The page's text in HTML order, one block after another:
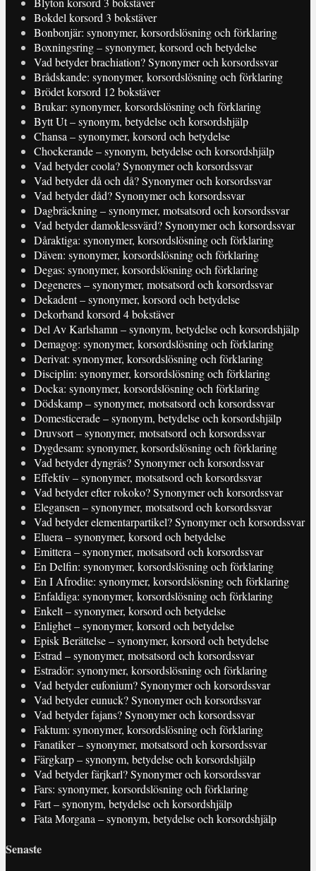
Bokdel korsord 3 bokstäver
Bonbonjär: synonymer, korsordslösning och förklaring
Boxningsring – synonymer, korsord och betydelse
Vad betyder brachiation? Synonymer och korsordssvar
Brådskande: synonymer, korsordslösning och förklaring
Brödet korsord 12 bokstäver
Brukar: synonymer, korsordslösning och förklaring
Bytt Ut – synonym, betydelse och korsordshjälp
Chansa – synonymer, korsord och betydelse
Chockerande – synonym, betydelse och korsordshjälp
Vad betyder coola? Synonymer och korsordssvar
Vad betyder då och då? Synonymer och korsordssvar
Vad betyder dåd? Synonymer och korsordssvar
Dagbräckning – synonymer, motsatsord och korsordssvar
Vad betyder damoklessvärd? Synonymer och korsordssvar
Dåraktiga: synonymer, korsordslösning och förklaring
Däven: synonymer, korsordslösning och förklaring
Degas: synonymer, korsordslösning och förklaring
Degeneres – synonymer, motsatsord och korsordssvar
Dekadent – synonymer, korsord och betydelse
Dekorband korsord 4 bokstäver
Del Av Karlshamn – synonym, betydelse och korsordshjälp
Demagog: synonymer, korsordslösning och förklaring
Derivat: synonymer, korsordslösning och förklaring
Disciplin: synonymer, korsordslösning och förklaring
Docka: synonymer, korsordslösning och förklaring
Dödskamp – synonymer, motsatsord och korsordssvar
Domesticerade – synonym, betydelse och korsordshjälp
Druvsort – synonymer, motsatsord och korsordssvar
Dygdesam: synonymer, korsordslösning och förklaring
Vad betyder dyngräs? Synonymer och korsordssvar
Effektiv – synonymer, motsatsord och korsordssvar
Vad betyder efter rokoko? Synonymer och korsordssvar
Elegansen – synonymer, motsatsord och korsordssvar
Vad betyder elementarpartikel? Synonymer och korsordssvar
Eluera – synonymer, korsord och betydelse
Emittera – synonymer, motsatsord och korsordssvar
En Delfin: synonymer, korsordslösning och förklaring
En I Afrodite: synonymer, korsordslösning och förklaring
Enfaldiga: synonymer, korsordslösning och förklaring
Enkelt – synonymer, korsord och betydelse
Enlighet – synonymer, korsord och betydelse
Episk Berättelse – synonymer, korsord och betydelse
Estrad – synonymer, motsatsord och korsordssvar
Estradör: synonymer, korsordslösning och förklaring
Vad betyder eufonium? Synonymer och korsordssvar
Vad betyder eunuck? Synonymer och korsordssvar
Vad betyder fajans? Synonymer och korsordssvar
Faktum: synonymer, korsordslösning och förklaring
Fanatiker – synonymer, motsatsord och korsordssvar
Färgkarp – synonym, betydelse och korsordshjälp
Vad betyder färjkarl? Synonymer och korsordssvar
Fars: synonymer, korsordslösning och förklaring
Fart – synonym, betydelse och korsordshjälp
Fata Morgana – synonym, betydelse och korsordshjälp
Senaste